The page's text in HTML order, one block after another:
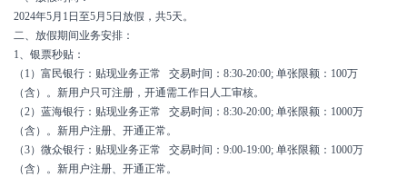
2024年5月1日至5月5日放假，共5天。
二、放假期间业务安排：
1、银票秒贴：
（1）富民银行：贴现业务正常 交易时间：8:30-20:00; 单张限额：100万
（含）。新用户只可注册，开通需工作日人工审核。
（2）蓝海银行：贴现业务正常 交易时间：8:30-20:00; 单张限额：1000万
（含）。新用户注册、开通正常。
（3）微众银行：贴现业务正常 交易时间：9:00-19:00; 单张限额：1000万
（含）。新用户注册、开通正常。